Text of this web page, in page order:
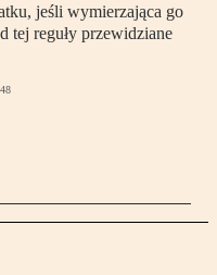
jeśli wymierzająca go
tej reguły przewidziane